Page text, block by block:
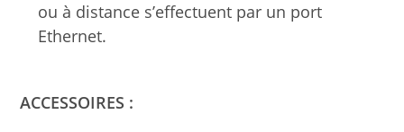
ou à distance s’effectuent par un port
Ethernet.
ACCESSOIRES :